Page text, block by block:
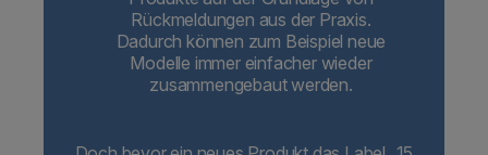
Rückmeldungen aus der Praxis.
Dadurch können zum Beispiel neue
Modelle immer einfacher wieder
zusammengebaut werden.